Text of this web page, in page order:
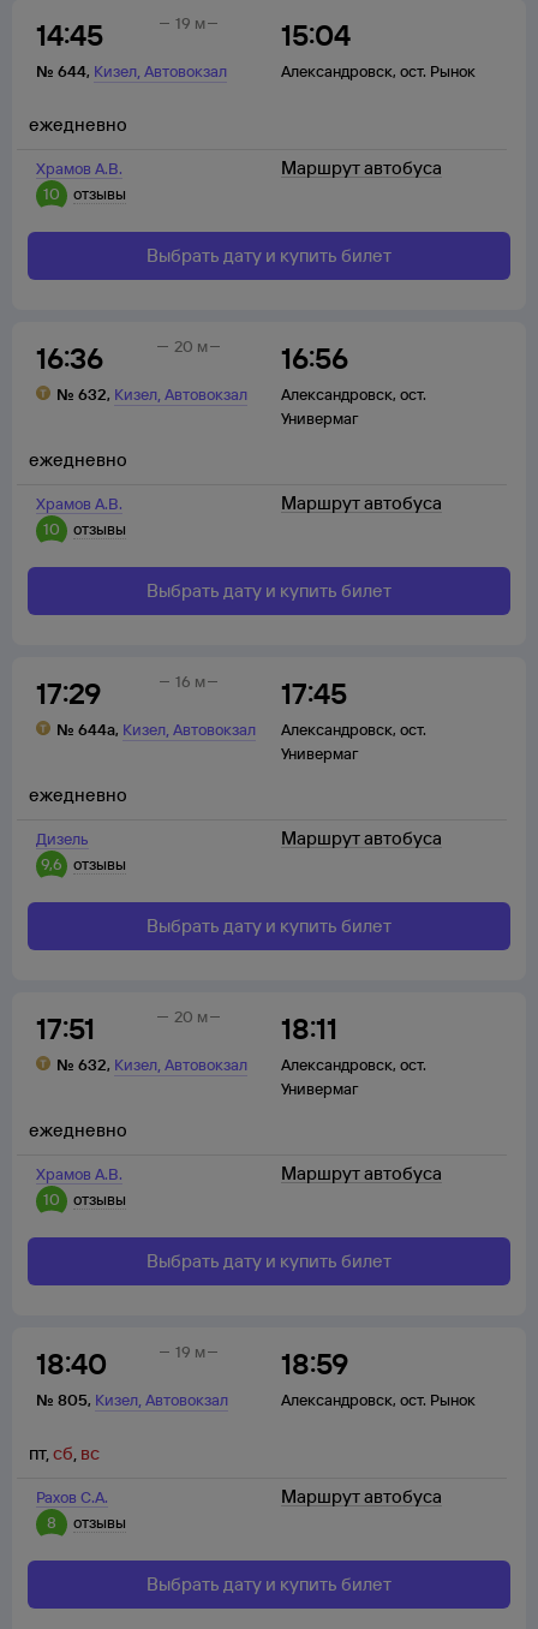
14:45
№ 644, Кизел,Автовокзал
15:04
Александровск, ост. Рынок
19 м
Храмов А.В.
10
отзывы
ежедневно
Маршрут автобуса
Выбрать дату и купить билет
16:36
№ 632, Кизел,Автовокзал
16:56
Александровск, ост.
Универмаг
20 м
Храмов А.В.
10
отзывы
ежедневно
Маршрут автобуса
Выбрать дату и купить билет
17:29
№ 644а, Кизел,Автовокзал
17:45
Александровск, ост.
Универмаг
16 м
Дизель
9,6
отзывы
ежедневно
Маршрут автобуса
Выбрать дату и купить билет
17:51
№ 632, Кизел,Автовокзал
18:11
Александровск, ост.
Универмаг
20 м
Храмов А.В.
10
отзывы
ежедневно
Маршрут автобуса
Выбрать дату и купить билет
18:40
№ 805, Кизел,Автовокзал
18:59
Александровск, ост. Рынок
19 м
Рахов С.А.
8
отзывы
пт,сб, вс
Маршрут автобуса
Выбрать дату и купить билет